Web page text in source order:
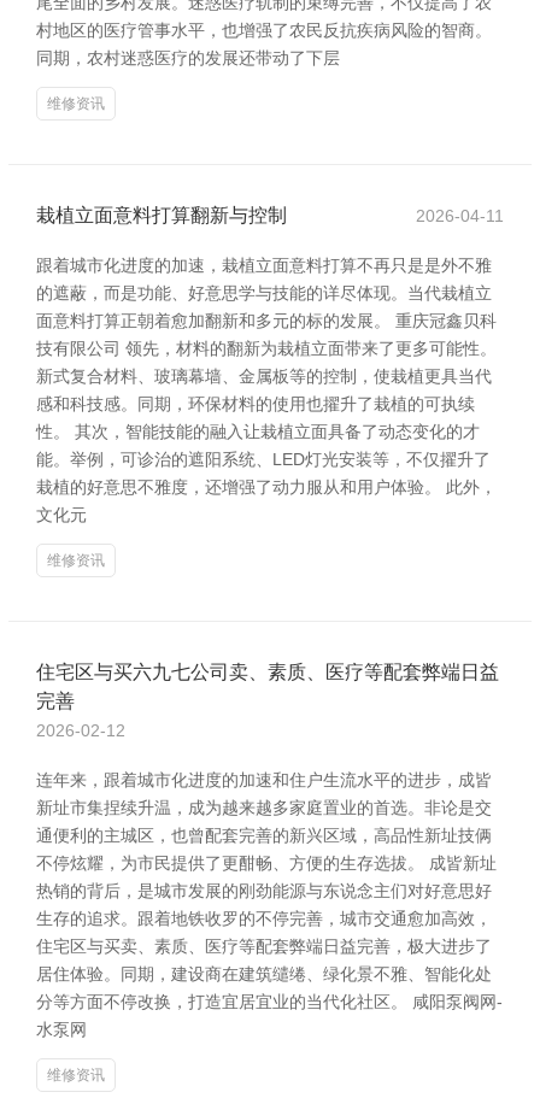
村地区的医疗管事水平，也增强了农民反抗疾病风险的智商。
同期，农村迷惑医疗的发展还带动了下层
维修资讯
栽植立面意料打算翻新与控制 2026-04-11
跟着城市化进度的加速，栽植立面意料打算不再只是是外不雅
的遮蔽，而是功能、好意思学与技能的详尽体现。当代栽植立
面意料打算正朝着愈加翻新和多元的标的发展。 重庆冠鑫贝科
技有限公司 领先，材料的翻新为栽植立面带来了更多可能性。
新式复合材料、玻璃幕墙、金属板等的控制，使栽植更具当代
感和科技感。同期，环保材料的使用也擢升了栽植的可执续
性。 其次，智能技能的融入让栽植立面具备了动态变化的才
能。举例，可诊治的遮阳系统、LED灯光安装等，不仅擢升了
栽植的好意思不雅度，还增强了动力服从和用户体验。 此外，
文化元
维修资讯
住宅区与买六九七公司卖、素质、医疗等配套弊端日益
完善
2026-02-12
连年来，跟着城市化进度的加速和住户生流水平的进步，成皆
新址市集捏续升温，成为越来越多家庭置业的首选。非论是交
通便利的主城区，也曾配套完善的新兴区域，高品性新址技俩
不停炫耀，为市民提供了更酣畅、方便的生存选拔。 成皆新址
热销的背后，是城市发展的刚劲能源与东说念主们对好意思好
生存的追求。跟着地铁收罗的不停完善，城市交通愈加高效，
住宅区与买卖、素质、医疗等配套弊端日益完善，极大进步了
居住体验。同期，建设商在建筑缱绻、绿化景不雅、智能化处
分等方面不停改换，打造宜居宜业的当代化社区。 咸阳泵阀网-
水泵网
维修资讯